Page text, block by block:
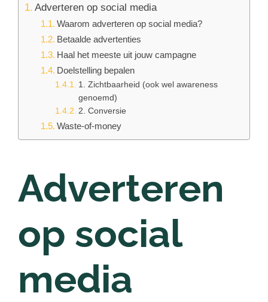
Adverteren op social media
Waarom adverteren op social media?
Betaalde advertenties
Haal het meeste uit jouw campagne
Doelstelling bepalen
1. Zichtbaarheid (ook wel awareness
genoemd)
2. Conversie
Waste-of-money
Adverteren
op social
media